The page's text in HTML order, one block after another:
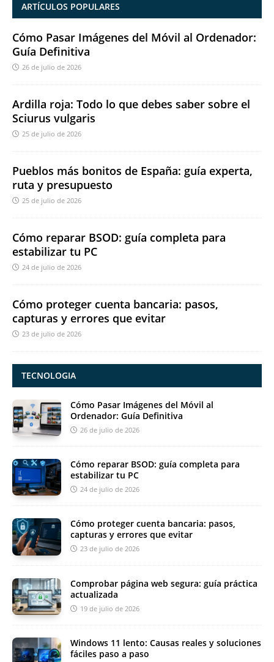
ARTÍCULOS POPULARES
Cómo Pasar Imágenes del Móvil al Ordenador:
Guía Definitiva
26 de julio de 2026
Ardilla roja: Todo lo que debes saber sobre el
Sciurus vulgaris
25 de julio de 2026
Pueblos más bonitos de España: guía experta,
ruta y presupuesto
25 de julio de 2026
Cómo reparar BSOD: guía completa para
estabilizar tu PC
24 de julio de 2026
Cómo proteger cuenta bancaria: pasos,
capturas y errores que evitar
23 de julio de 2026
TECNOLOGIA
Cómo Pasar Imágenes del Móvil al
Ordenador: Guía Definitiva
26 de julio de 2026
Cómo reparar BSOD: guía completa para
estabilizar tu PC
24 de julio de 2026
Cómo proteger cuenta bancaria: pasos,
capturas y errores que evitar
23 de julio de 2026
Comprobar página web segura: guía práctica
actualizada
19 de julio de 2026
Windows 11 lento: Causas reales y soluciones
fáciles paso a paso